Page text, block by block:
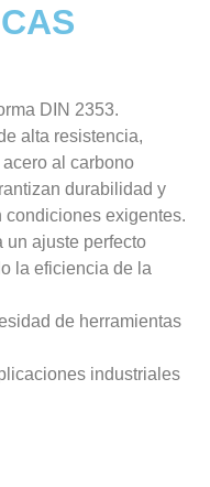
DIN 2353.
alta resistencia,
al carbono
durabilidad y
condiciones exigentes.
un ajuste perfecto
la eficiencia de la
de herramientas
industriales